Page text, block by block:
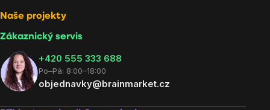
Naše projekty
Zákaznický servis
‭+420 555 333 688
Po–Pá: 8:00–18:00
objednavky@brainmarket.cz